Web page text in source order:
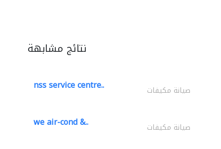
نتائج مشابهة
nss service centre.. صيانة مكيفات
we air-cond &.. صيانة مكيفات